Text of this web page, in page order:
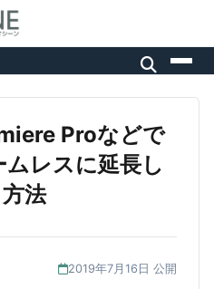
Proなどで
レスに延長し
法
2019年7月16日 公開